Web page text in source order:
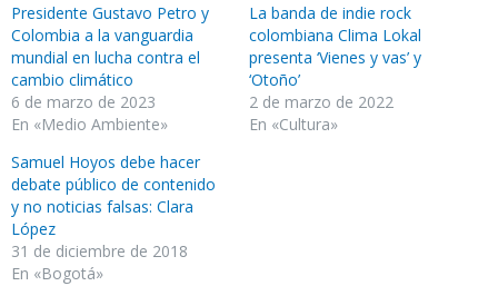
Presidente Gustavo Petro y
Colombia a la vanguardia
mundial en lucha contra el
cambio climático
6 de marzo de 2023
En «Medio Ambiente»
La banda de indie rock
colombiana Clima Lokal
presenta ‘Vienes y vas’ y
‘Otoño’
2 de marzo de 2022
En «Cultura»
Samuel Hoyos debe hacer
debate público de contenido
y no noticias falsas: Clara
López
31 de diciembre de 2018
En «Bogotá»